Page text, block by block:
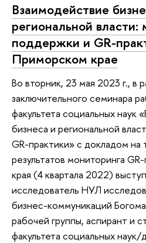
Взаимодействие
региональной власти:
поддержки и GR-
Приморском крае
Во вторник, 23 мая 2023 г., в
заключительного семинара
факультета социальных наук
бизнеса и региональной
GR-практики» с докладом
результатов мониторинга
края (4 квартала 2022)
исследователь НУЛ
бизнес-коммуникаций
рабочей группы, аспирант и
факультета социальных